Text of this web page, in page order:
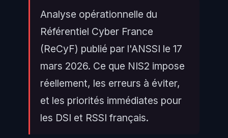
Analyse opérationnelle du
Référentiel Cyber France
(ReCyF) publié par l'ANSSI le 17
mars 2026. Ce que NIS2 impose
réellement, les erreurs à éviter,
et les priorités immédiates pour
les DSI et RSSI français.